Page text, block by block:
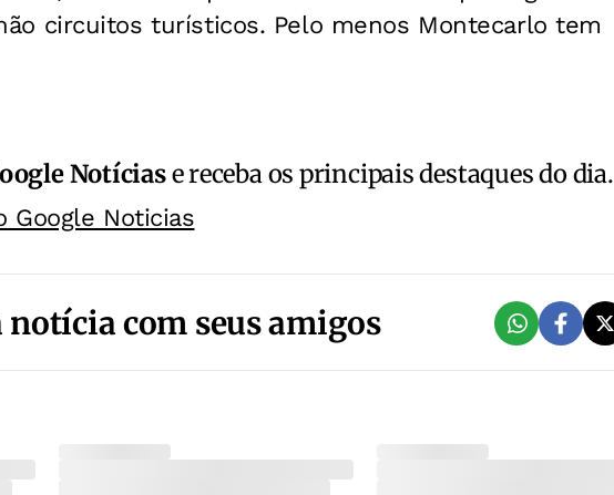
circuitos turísticos. Pelo menos Montecarlo tem
Notíciase receba os principais destaques do dia.
Google Noticias
com seus amigos